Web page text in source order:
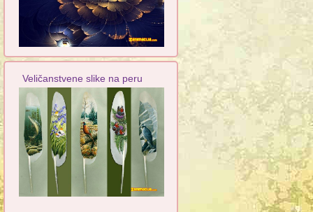
Veličanstvene slike na peru